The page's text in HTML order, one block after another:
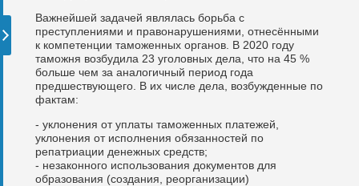
Важнейшей задачей являлась борьба с
преступлениями и правонарушениями, отнесёнными
к компетенции таможенных органов. В 2020 году
таможня возбудила 23 уголовных дела, что на 45 %
больше чем за аналогичный период года
предшествующего. В их числе дела, возбужденные по
фактам:
- уклонения от уплаты таможенных платежей,
уклонения от исполнения обязанностей по
репатриации денежных средств;
- незаконного использования документов для
образования (создания, реорганизации)